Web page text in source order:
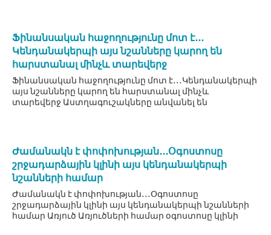
Ֆինանսական հաջողությունը մոտ է․․․
Կենդանակերպի այս նշանները կարող են
հարստանալ մինչև տարեվերջ
Ֆինանսական հաջողությունը մոտ է․․․Կենդանակերպի
այս նշանները կարող են հարստանալ մինչև
տարեվերջ Աստղագուշակները անվանել են
Ժամանակն է փոփոխության․․․Օգոստոսը
շրջադարձային կլինի այս կենդանակերպի
նշանների համար
Ժամանակն է փոփոխության․․․Օգոստոսը
շրջադարձային կլինի այս կենդանակերպի նշանների
համար Առյուծ Առյուծների համար օգոստոսը կլինի